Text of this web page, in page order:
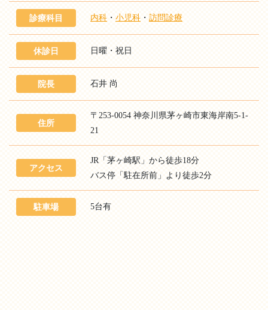
診療科目 内科 ・ 小児科 ・ 訪問診療
休診日 日曜・祝日
院長 石井 尚
住所
〒253-0054 神奈川県茅ヶ崎市東海岸南5-1-
21
アクセス
JR「茅ヶ崎駅」から徒歩18分
バス停「駐在所前」より徒歩2分
駐車場 5台有